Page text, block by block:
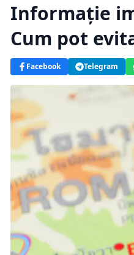
Informație
Cum pot
Facebook Telegram